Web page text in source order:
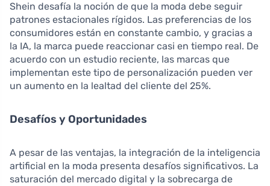
Shein desafía la noción de que la moda debe seguir
patrones estacionales rígidos. Las preferencias de los
consumidores están en constante cambio, y gracias a
la IA, la marca puede reaccionar casi en tiempo real. De
acuerdo con un estudio reciente, las marcas que
implementan este tipo de personalización pueden ver
un aumento en la lealtad del cliente del 25%.
Desafíos y Oportunidades
A pesar de las ventajas, la integración de la inteligencia
artificial en la moda presenta desafíos significativos. La
saturación del mercado digital y la sobrecarga de